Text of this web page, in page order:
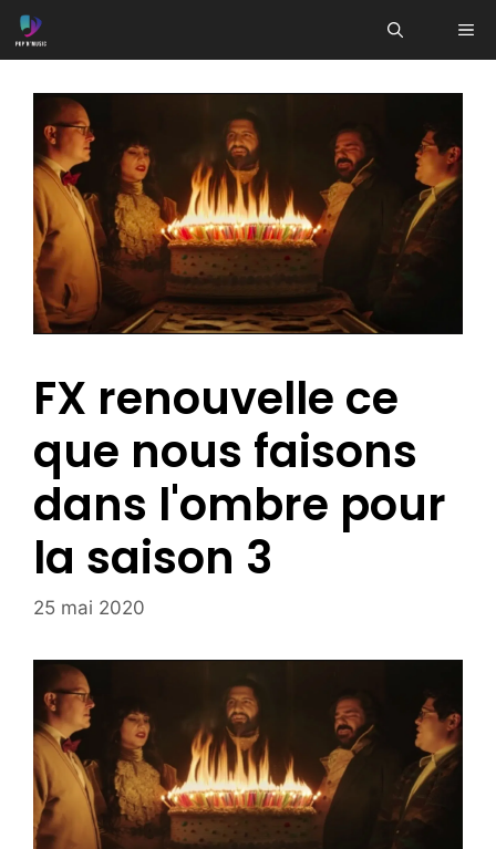
Aller
au
FX renouvelle ce
que nous faisons
dans l'ombre pour
la saison 3
25 mai 2020